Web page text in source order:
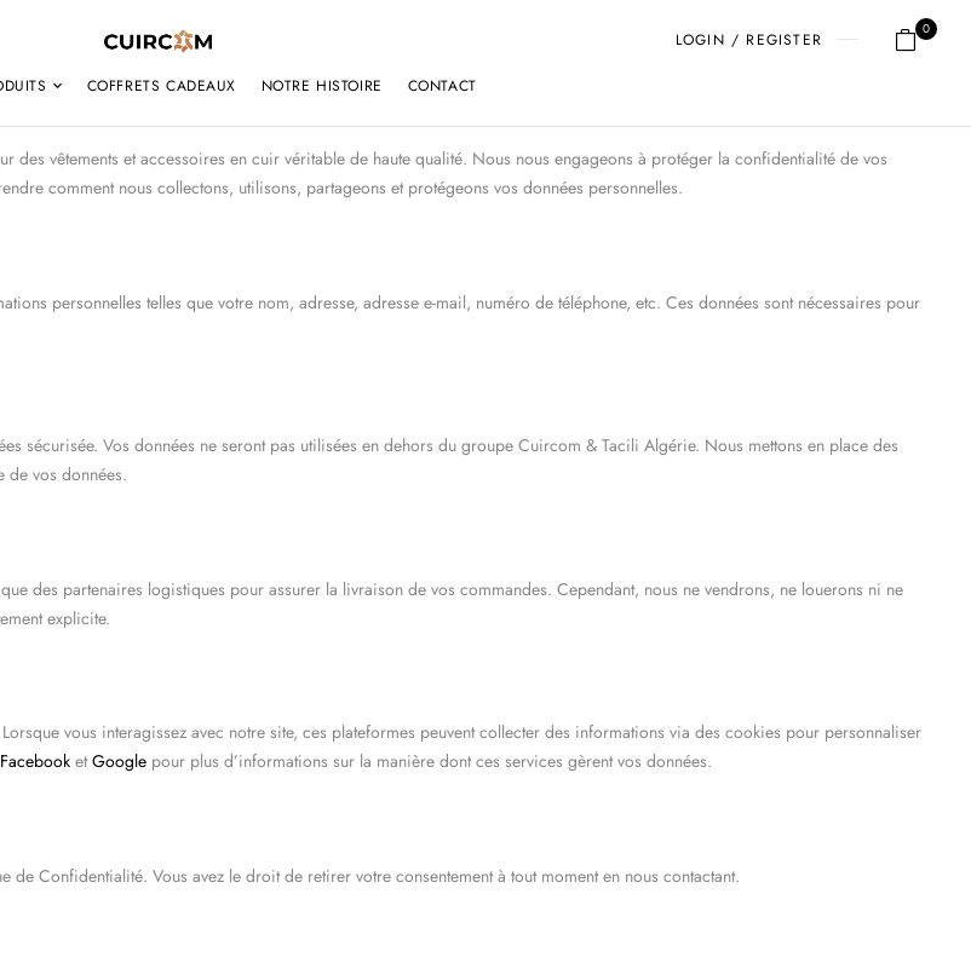
LOGIN / REGISTER
0
COFFRETS CADEAUX NOTRE HISTOIRE CONTACT
vêtements et accessoires en cuir véritable de haute qualité. Nous nous engageons à protéger la confidentialité de vos
comment nous collectons, utilisons, partageons et protégeons vos données personnelles.
personnelles telles que votre nom, adresse, adresse e-mail, numéro de téléphone, etc. Ces données sont nécessaires pour
sécurisée. Vos données ne seront pas utilisées en dehors du groupe Cuircom & Tacili Algérie. Nous mettons en place des
de vos données.
des partenaires logistiques pour assurer la livraison de vos commandes. Cependant, nous ne vendrons, ne louerons ni ne
explicite.
vous interagissez avec notre site, ces plateformes peuvent collecter des informations via des cookies pour personnaliser
Facebook et Google pour plus d’informations sur la manière dont ces services gèrent vos données.
Confidentialité. Vous avez le droit de retirer votre consentement à tout moment en nous contactant.